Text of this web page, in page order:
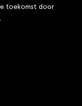
toekomst door